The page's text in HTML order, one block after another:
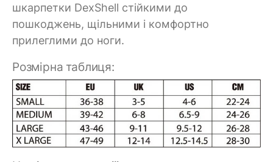
шкарпетки DexShell стійкими до
пошкоджень, щільними і комфортно
прилеглими до ноги.
Розмірна таблиця: